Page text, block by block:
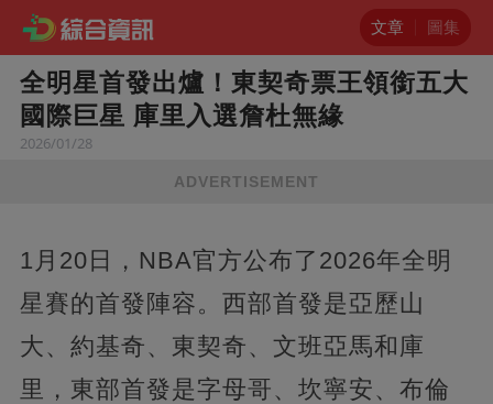
文章 圖集
全明星首發出爐！東契奇票王領銜五大
國際巨星 庫里入選詹杜無緣
2026/01/28
ADVERTISEMENT
1月20日，NBA官方公布了2026年全明
星賽的首發陣容。西部首發是亞歷山
大、約基奇、東契奇、文班亞馬和庫
里，東部首發是字母哥、坎寧安、布倫